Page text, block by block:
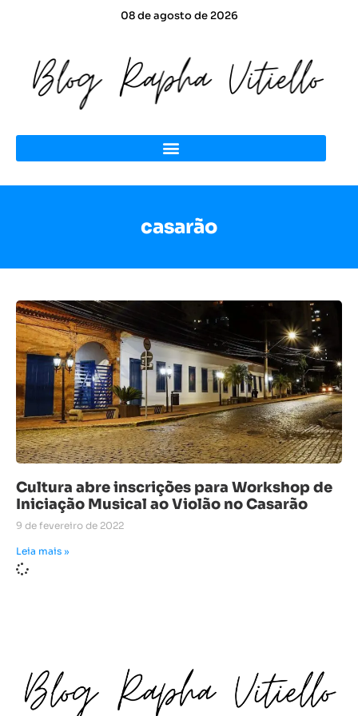
08 de agosto de 2026
casarão
Cultura abre inscrições para Workshop de
Iniciação Musical ao Violão no Casarão
9 de fevereiro de 2022
Leia mais »